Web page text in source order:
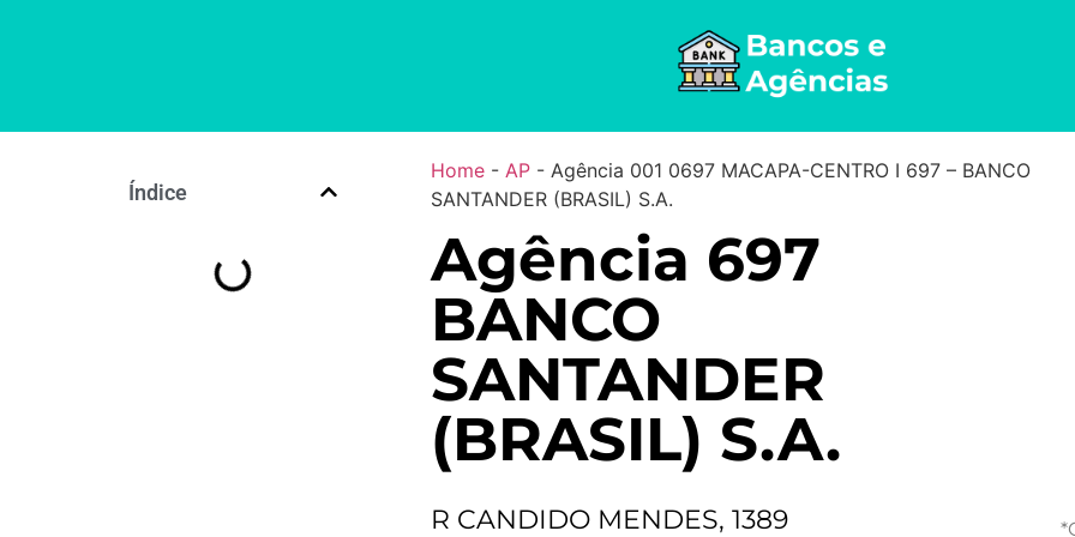
Índice
Home- AP- Agência 001 0697 MACAPA-CENTRO I 697 – BANCO
SANTANDER (BRASIL) S.A.
Agência 697
BANCO
SANTANDER
(BRASIL) S.A.
R CANDIDO MENDES, 1389